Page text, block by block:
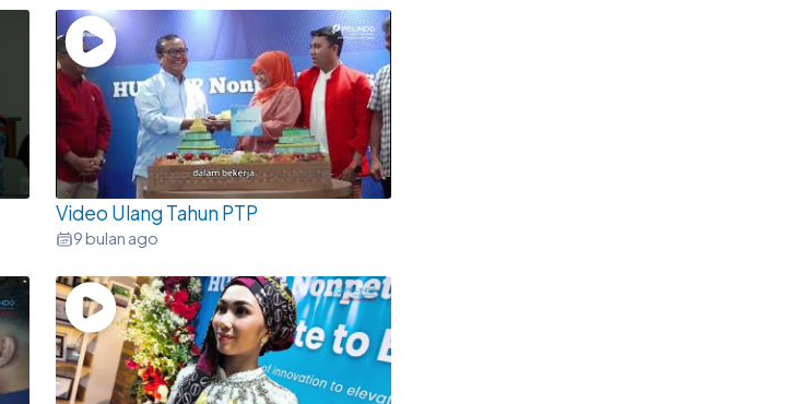
Video Ulang Tahun PTP
9 bulan ago